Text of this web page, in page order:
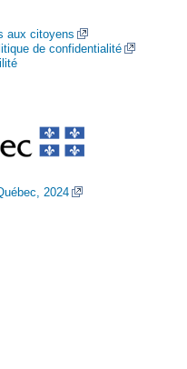
aux citoyens
de confidentialité
2024